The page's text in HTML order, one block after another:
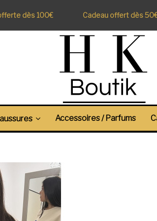
dès 100€ Cadeau offert dès 50€
Accessoires / Parfums